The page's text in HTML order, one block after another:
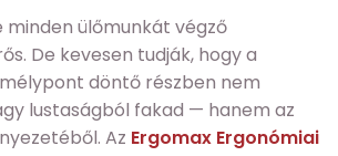
minden ülőmunkát végző
De kevesen tudják, hogy a
döntő részben nem
lustaságból fakad — hanem az
Az Ergomax Ergonómiai